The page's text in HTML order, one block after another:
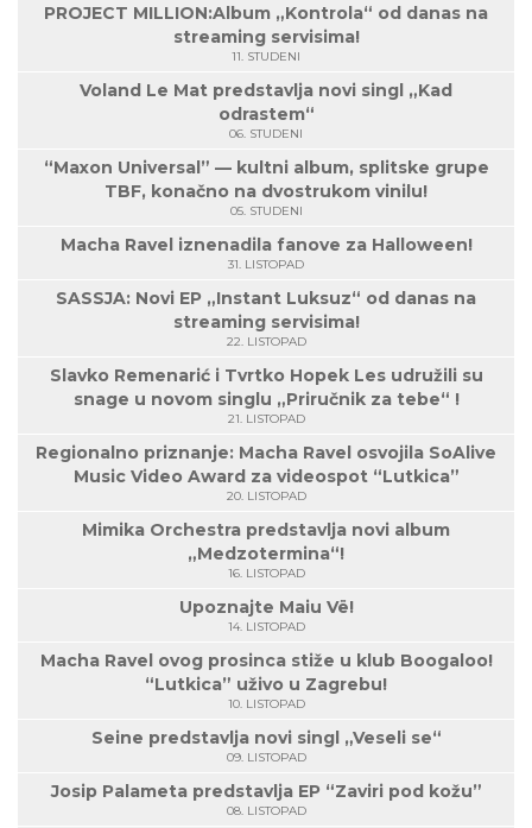
PROJECT MILLION:Album „Kontrola“ od danas na
streaming servisima!
11. STUDENI
Voland Le Mat predstavlja novi singl „Kad
odrastem“
06. STUDENI
“Maxon Universal” — kultni album, splitske grupe
TBF, konačno na dvostrukom vinilu!
05. STUDENI
Macha Ravel iznenadila fanove za Halloween!
31. LISTOPAD
SASSJA: Novi EP „Instant Luksuz“ od danas na
streaming servisima!
22. LISTOPAD
Slavko Remenarić i Tvrtko Hopek Les udružili su
snage u novom singlu „Priručnik za tebe“ !
21. LISTOPAD
Regionalno priznanje: Macha Ravel osvojila SoAlive
Music Video Award za videospot “Lutkica”
20. LISTOPAD
Mimika Orchestra predstavlja novi album
„Medzotermina“!
16. LISTOPAD
Upoznajte Maiu Vë!
14. LISTOPAD
Macha Ravel ovog prosinca stiže u klub Boogaloo!
“Lutkica” uživo u Zagrebu!
10. LISTOPAD
Seine predstavlja novi singl „Veseli se“
09. LISTOPAD
Josip Palameta predstavlja EP “Zaviri pod kožu”
08. LISTOPAD